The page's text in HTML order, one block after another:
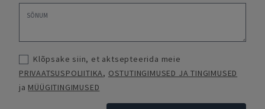
Klõpsake siin, et aktsepteerida meie
PRIVAATSUSPOLIITIKA, OSTUTINGIMUSED JA TINGIMUSED
ja MÜÜGITINGIMUSED